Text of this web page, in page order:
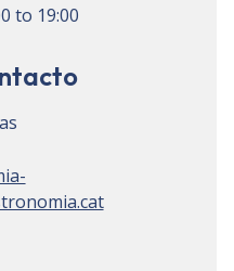
to 19:00